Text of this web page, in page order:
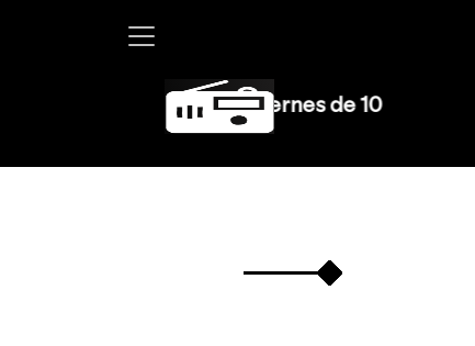
en W, lunes a viernes de 10 a 13 hrs.